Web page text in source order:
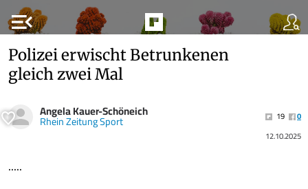
menu_open
Polizei erwischt Betrunkenen
gleich zwei Mal
Angela Kauer-Schöneich
Rhein Zeitung Sport 19
0
12.10.2025
.....